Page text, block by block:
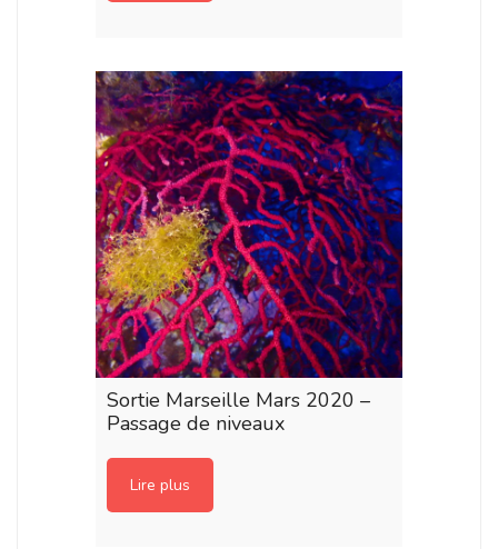
Sortie Marseille Mars 2020 –
Passage de niveaux
Lire plus